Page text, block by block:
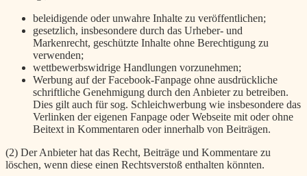
beleidigende oder unwahre Inhalte zu veröffentlichen;
gesetzlich, insbesondere durch das Urheber- und
Markenrecht, geschützte Inhalte ohne Berechtigung zu
verwenden;
wettbewerbswidrige Handlungen vorzunehmen;
Werbung auf der Facebook-Fanpage ohne ausdrückliche
schriftliche Genehmigung durch den Anbieter zu betreiben.
Dies gilt auch für sog. Schleichwerbung wie insbesondere das
Verlinken der eigenen Fanpage oder Webseite mit oder ohne
Beitext in Kommentaren oder innerhalb von Beiträgen.
(2) Der Anbieter hat das Recht, Beiträge und Kommentare zu
löschen, wenn diese einen Rechtsverstoß enthalten könnten.